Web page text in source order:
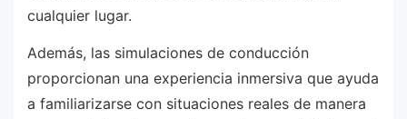
cualquier lugar.
Además, las simulaciones de conducción
proporcionan una experiencia inmersiva que ayuda
a familiarizarse con situaciones reales de manera